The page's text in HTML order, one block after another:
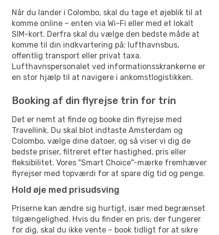
Når du lander i Colombo, skal du tage et øjeblik til at
komme online – enten via Wi-Fi eller med et lokalt
SIM-kort. Derfra skal du vælge den bedste måde at
komme til din indkvartering på: lufthavnsbus,
offentlig transport eller privat taxa.
Lufthavnspersonalet ved informationsskrankerne er
en stor hjælp til at navigere i ankomstlogistikken.
Booking af din flyrejse trin for trin
Det er nemt at finde og booke din flyrejse med
Travellink. Du skal blot indtaste Amsterdam og
Colombo, vælge dine datoer, og så viser vi dig de
bedste priser, filtreret efter hastighed, pris eller
fleksibilitet. Vores "Smart Choice"-mærke fremhæver
flyrejser med topværdi for at spare dig tid og penge.
Hold øje med prisudsving
Priserne kan ændre sig hurtigt, især med begrænset
tilgængelighed. Hvis du finder en pris, der fungerer
for dig, skal du ikke vente – book tidligt for at sikre